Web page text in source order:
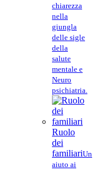
chiarezza
nella
giungla
delle sigle
della
salute
mentale e
Neuro
psichiatria.
Ruolo
dei
familiariUn
aiuto ai